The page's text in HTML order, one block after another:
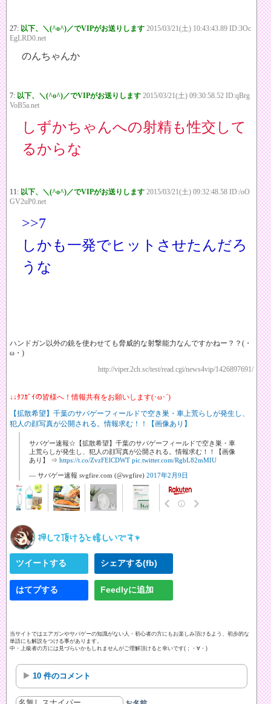
27: 以下、＼(^o^)／でVIPがお送りします 2015/03/21(土) 10:43:43.89 ID:3Oc
EgLRD0.net
のんちゃんか
7: 以下、＼(^o^)／でVIPがお送りします 2015/03/21(土) 09:30:58.52 ID:qBrg
VoB5a.net
しずかちゃんへの射精も性交して
るからな
11: 以下、＼(^o^)／でVIPがお送りします 2015/03/21(土) 09:32:48.58 ID:/oO
GV2uP0.net
>>7
しかも一発でヒットさせたんだろ
うな
ハンドガン以外の銃を使わせても脅威的な射撃能力なんですかねー？？(・
ω・)
http://viper.2ch.sc/test/read.cgi/news4vip/1426897691/
↓↓ﾀﾌｶﾞｲの皆様へ！情報共有をお願いします(･ω･´)
【拡散希望】千葉のサバゲーフィールドで空き巣・車上荒らしが発生し、
犯人の顔写真が公開される。情報求む！！【画像あり】
サバゲー速報☆【拡散希望】千葉のサバゲーフィールドで空き巣・車
上荒らしが発生し、犯人の顔写真が公開される。情報求む！！【画像
あり】 ⇒ https://t.co/ZvzFElCDWT pic.twitter.com/RgbL82mMIU
— サバゲー速報 svgfire.com (@svgfire) 2017年2月9日
ツイートする シェアする(fb)
はてブする Feedlyに追加
当サイトではエアガンやサバゲーの知識がない人・初心者の方にもお楽しみ頂けるよう、初歩的な
単語にも解説をつける事があります。
中・上級者の方には見づらいかもしれませんがご理解頂けると幸いです(；・∀・)
10 件のコメント